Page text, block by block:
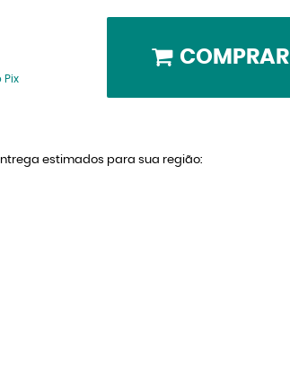
Pix
COMPRAR
estimados para sua região: